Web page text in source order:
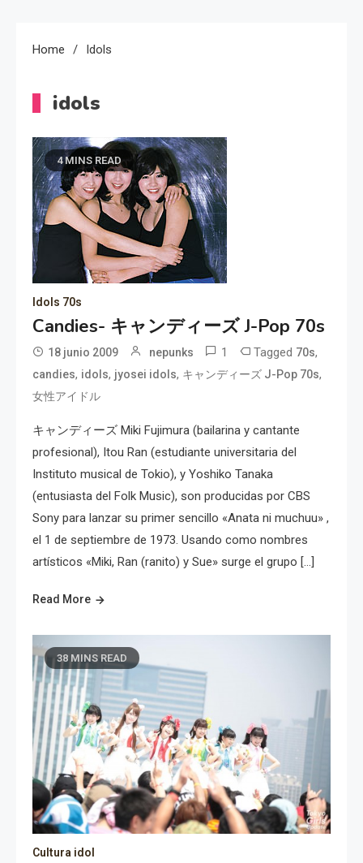
Home Idols
idols
4 MINS READ
Idols 70s
Candies- キャンディーズ J-Pop 70s
18 junio 2009 nepunks 1 Tagged 70s,
candies, idols, jyosei idols, キャンディーズ J-Pop 70s,
女性アイドル
キャンディーズ Miki Fujimura (bailarina y cantante
profesional), Itou Ran (estudiante universitaria del
Instituto musical de Tokio), y Yoshiko Tanaka
(entusiasta del Folk Music), son producidas por CBS
Sony para lanzar su primer sencillo «Anata ni muchuu» ,
el 1 de septiembre de 1973. Usando como nombres
artísticos «Miki, Ran (ranito) y Sue» surge el grupo […]
Read More
38 MINS READ
Cultura idol